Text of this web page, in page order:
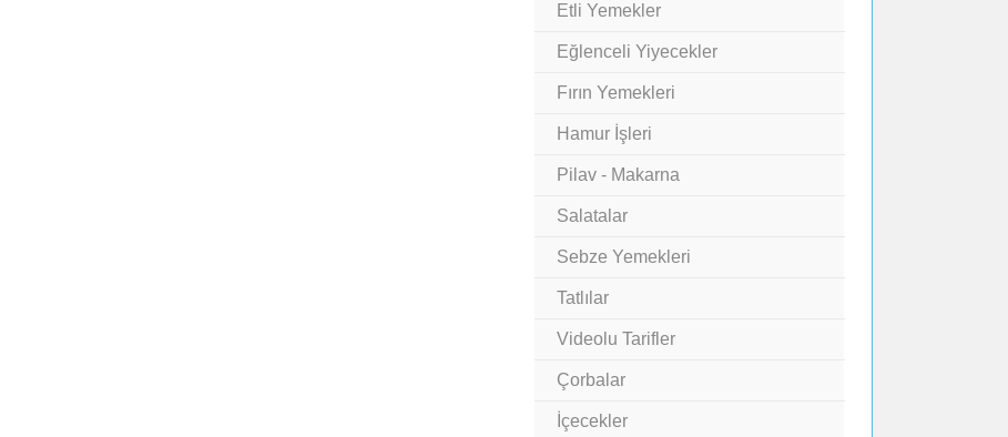
Etli Yemekler
Eğlenceli Yiyecekler
Fırın Yemekleri
Hamur İşleri
Pilav - Makarna
Salatalar
Sebze Yemekleri
Tatlılar
Videolu Tarifler
Çorbalar
İçecekler